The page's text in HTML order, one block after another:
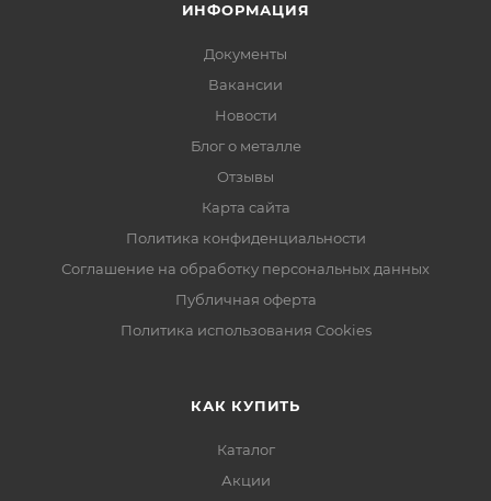
ИНФОРМАЦИЯ
Документы
Вакансии
Новости
Блог о металле
Отзывы
Карта сайта
Политика конфиденциальности
Соглашение на обработку персональных данных
Публичная оферта
Политика использования Cookies
КАК КУПИТЬ
Каталог
Акции